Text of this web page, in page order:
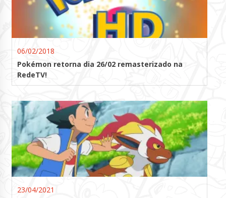
06/02/2018
Pokémon retorna dia 26/02 remasterizado na
RedeTV!
23/04/2021